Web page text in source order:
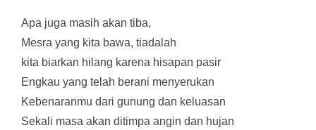
Apa juga masih akan tiba,
Mesra yang kita bawa, tiadalah
kita biarkan hilang karena hisapan pasir
Engkau yang telah berani menyerukan
Kebenaranmu dari gunung dan keluasan
Sekali masa akan ditimpa angin dan hujan